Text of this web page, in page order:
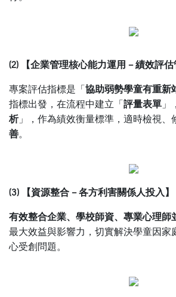
(2) 【企業管理核心能力運用 – 績效評估
專案評估指標是「協助弱勢學童有重新
指標出發，在流程中建立「評量表單 」
析」，作為績效衡量標準，適時檢視、
善。
(3) 【資源整合 – 各方利害關係人投入】
有效整合企業、學校師資、專業心理師
最大效益與影響力，切實解決學童因家
心受創問題。